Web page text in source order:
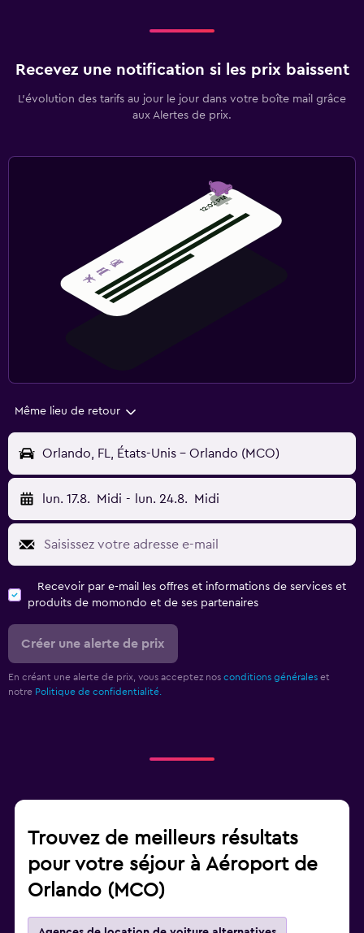
Recevez une notification si les prix baissent
L’évolution des tarifs au jour le jour dans votre boîte mail grâce
aux Alertes de prix.
Même lieu de retour
Orlando, FL, États-Unis - Orlando (MCO)
lun. 17.8. Midi - lun. 24.8. Midi
Recevoir par e-mail les offres et informations de services et
produits de momondo et de ses partenaires
Créer une alerte de prix
En créant une alerte de prix, vous acceptez nos conditions générales et
notre Politique de confidentialité.
Trouvez de meilleurs résultats
pour votre séjour à Aéroport de
Orlando (MCO)